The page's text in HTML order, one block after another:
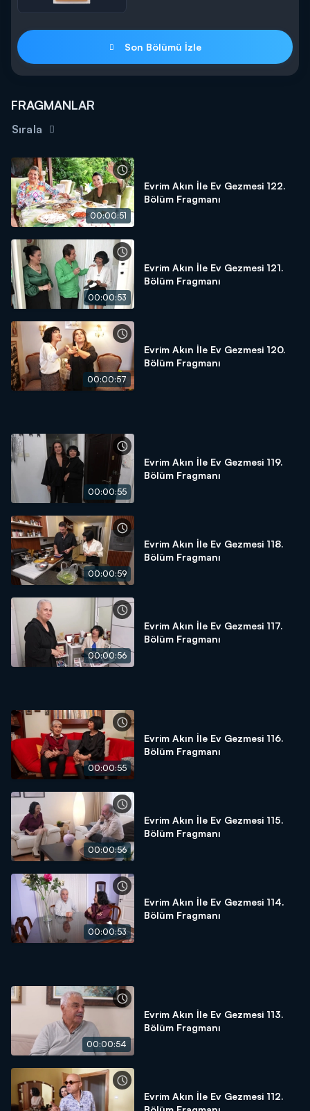
Son Bölümü İzle
FRAGMANLAR
Sırala
00:00:51
Evrim Akın İle Ev Gezmesi 122.
Bölüm Fragmanı
00:00:53
Evrim Akın İle Ev Gezmesi 121.
Bölüm Fragmanı
00:00:57
Evrim Akın İle Ev Gezmesi 120.
Bölüm Fragmanı
00:00:55
Evrim Akın İle Ev Gezmesi 119.
Bölüm Fragmanı
00:00:59
Evrim Akın İle Ev Gezmesi 118.
Bölüm Fragmanı
00:00:56
Evrim Akın İle Ev Gezmesi 117.
Bölüm Fragmanı
00:00:55
Evrim Akın İle Ev Gezmesi 116.
Bölüm Fragmanı
00:00:56
Evrim Akın İle Ev Gezmesi 115.
Bölüm Fragmanı
00:00:53
Evrim Akın İle Ev Gezmesi 114.
Bölüm Fragmanı
00:00:54
Evrim Akın İle Ev Gezmesi 113.
Bölüm Fragmanı
Evrim Akın İle Ev Gezmesi 112.